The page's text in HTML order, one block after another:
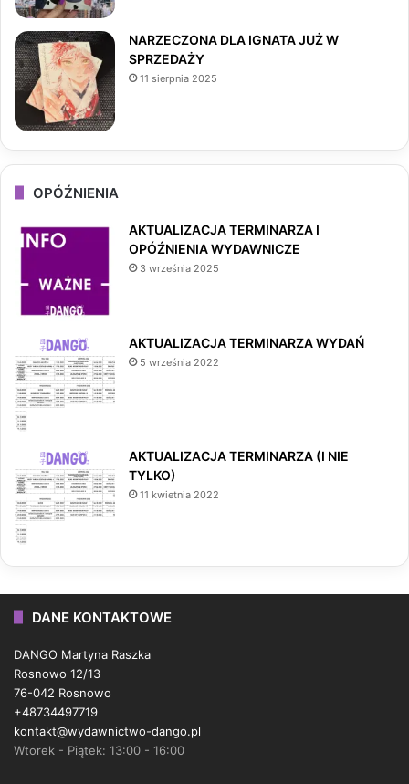
NARZECZONA DLA IGNATA JUŻ W
SPRZEDAŻY
11 sierpnia 2025
OPÓŹNIENIA
AKTUALIZACJA TERMINARZA I
OPÓŹNIENIA WYDAWNICZE
3 września 2025
AKTUALIZACJA TERMINARZA WYDAŃ
5 września 2022
AKTUALIZACJA TERMINARZA (I NIE
TYLKO)
11 kwietnia 2022
DANE KONTAKTOWE
DANGO Martyna Raszka
Rosnowo 12/13
76-042 Rosnowo
+48734497719
kontakt@wydawnictwo-dango.pl
Wtorek - Piątek: 13:00 - 16:00